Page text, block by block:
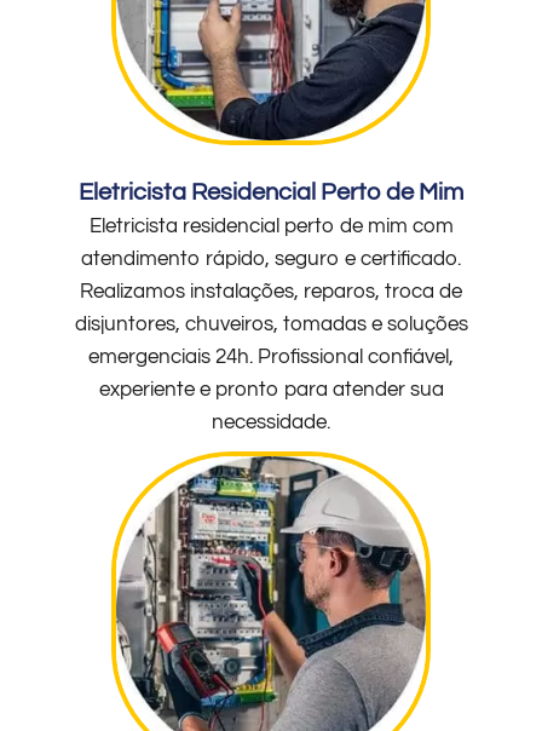
Eletricista Residencial Perto de Mim
Eletricista residencial perto de mim com
atendimento rápido, seguro e certificado.
Realizamos instalações, reparos, troca de
disjuntores, chuveiros, tomadas e soluções
emergenciais 24h. Profissional confiável,
experiente e pronto para atender sua
necessidade.